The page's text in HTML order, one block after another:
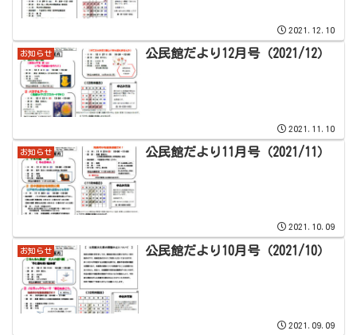
2021.12.10
お知らせ 公民館だより12月号（2021/12）
2021.11.10
お知らせ 公民館だより11月号（2021/11）
2021.10.09
お知らせ 公民館だより10月号（2021/10）
2021.09.09